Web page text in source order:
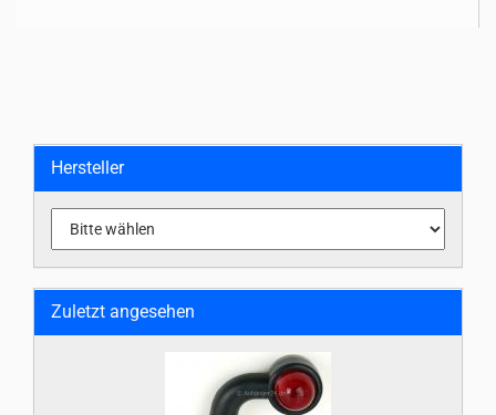
Hersteller
Zuletzt angesehen